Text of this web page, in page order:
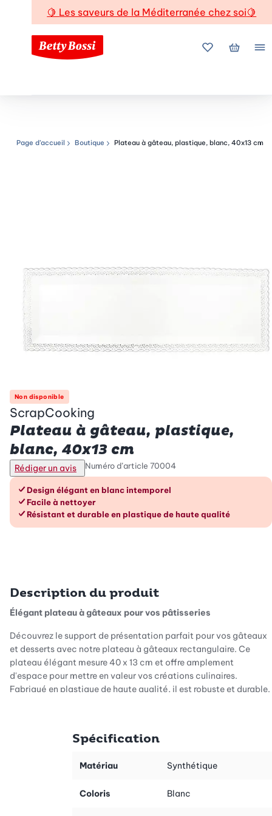
🍋 Les saveurs de la Méditerranée chez soi🍋
Mes favoris
Mon
Chemin de navigation
Page d’accueil Boutique Plateau à gâteau, plastique, blanc, 40x13 cm
Non disponible
ScrapCooking
Plateau à gâteau, plastique,
blanc, 40x13 cm
Rédiger un avis Numéro d’article 70004
Les avantages en un coup d’œil
Design élégant en blanc intemporel
Facile à nettoyer
Résistant et durable en plastique de haute qualité
Description du produit
Élégant plateau à gâteaux pour vos pâtisseries
Découvrez le support de présentation parfait pour vos gâteaux
et desserts avec notre plateau à gâteaux rectangulaire. Ce
plateau élégant mesure 40 x 13 cm et offre amplement
d'espace pour mettre en valeur vos créations culinaires.
Fabriqué en plastique de haute qualité, il est robuste et durable.
Design élégant en blanc
parfaitement dans toute décoration de table et met en valeur
polyvalent qui ne devrait manquer à aucune fête.
Spécification
Matériau Synthétique
Coloris Blanc